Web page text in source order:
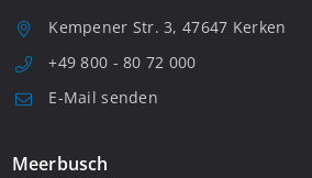
Kempener Str. 3, 47647 Kerken
+49 800 - 80 72 000
E-Mail senden
Meerbusch